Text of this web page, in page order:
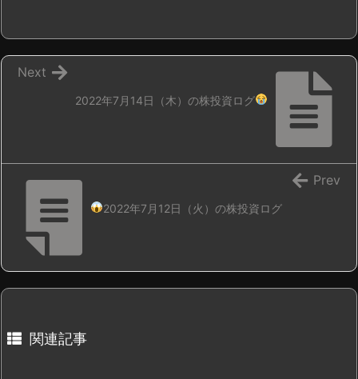
2022年7月14日（木）の株投資ログ
Next
2022年7月12日（火）の株投資ログ
Prev
関連記事